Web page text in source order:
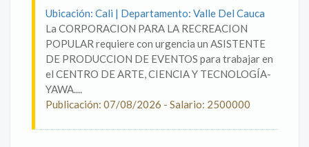
Ubicación: Cali | Departamento: Valle Del Cauca
La CORPORACION PARA LA RECREACION
POPULAR requiere con urgencia un ASISTENTE
DE PRODUCCION DE EVENTOS para trabajar en
el CENTRO DE ARTE, CIENCIA Y TECNOLOGÍA-
YAWA....
Publicación: 07/08/2026 - Salario: 2500000